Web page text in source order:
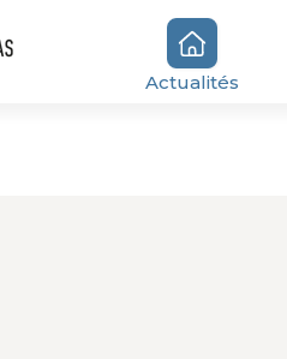
Actualités